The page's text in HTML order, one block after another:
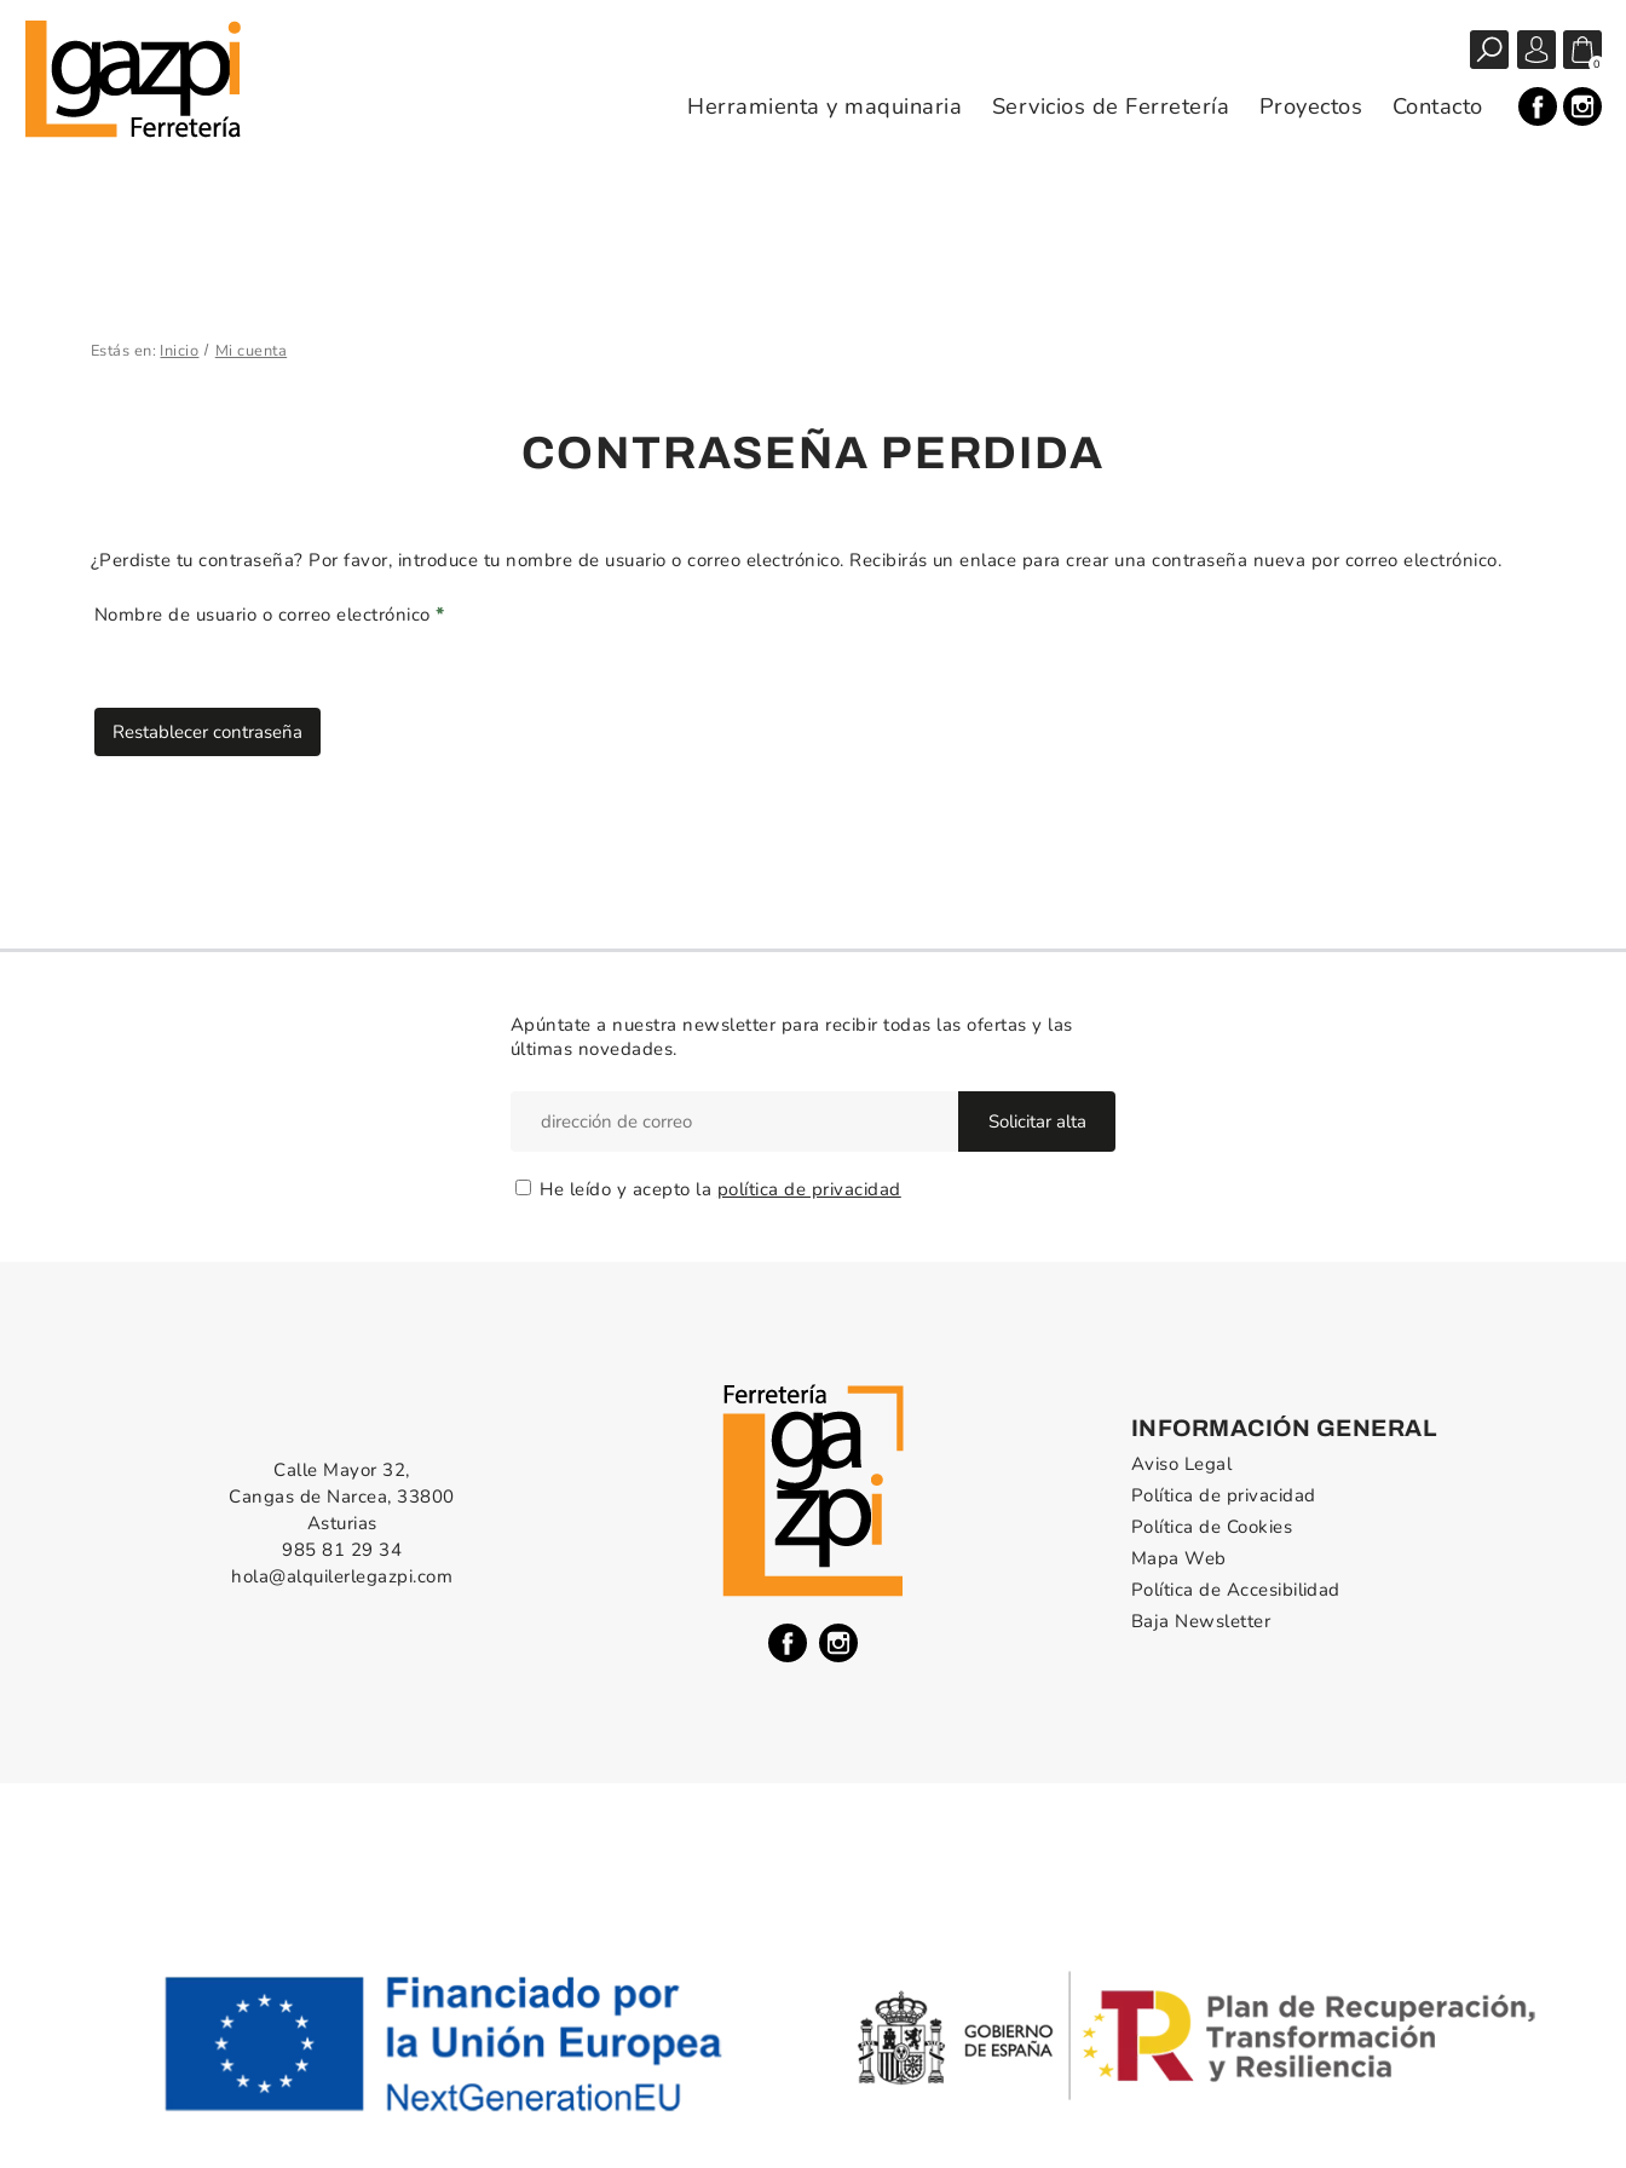
0
Herramienta y maquinaria Servicios de Ferretería Proyectos Contacto
Estás en: Inicio Mi cuenta
CONTRASEÑA PERDIDA
¿Perdiste tu contraseña? Por favor, introduce tu nombre de usuario o correo electrónico. Recibirás un enlace para crear una contraseña nueva por correo electrónico.
Nombre de usuario o correo electrónico*
Restablecer contraseña
Apúntate a nuestra newsletter para recibir todas las ofertas y las
últimas novedades.
He leído y acepto la política de privacidad
Calle Mayor 32,
Cangas de Narcea, 33800
Asturias
985 81 29 34
hola@alquilerlegazpi.com
INFORMACIÓN GENERAL
Aviso Legal
Política de privacidad
Política de Cookies
Mapa Web
Política de Accesibilidad
Baja Newsletter